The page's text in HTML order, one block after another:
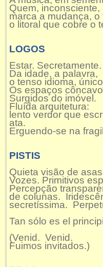
Quem, inconsciente,
marca a mudança, o
o litoral que cobre o
LOGOS
Estar. Secretamente.
Da idade, a palavra,
o tenso idioma,
Os espaços
Surgidos do imóvel.
Fluída arquitetura:
lento verdor que
ata.
Erguendo-se na
PISTIS
Quieta visão de
Vozes. Primitivos
Percepção
de colunas.
secretíssima.
Tan sólo es el
(Venid. Venid.
Fuimos invitados.)